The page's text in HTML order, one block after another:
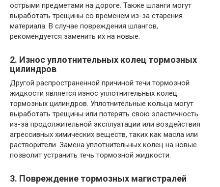
острыми предметами на дороге. Также шланги могут
выработать трещины со временем из-за старения
материала. В случае повреждения шлангов,
рекомендуется заменить их на новые.
2. Износ уплотнительных колец тормозных
цилиндров
Другой распространенной причиной течи тормозной
жидкости является износ уплотнительных колец
тормозных цилиндров. Уплотнительные кольца могут
выработать трещины или потерять свою эластичность
из-за продолжительной эксплуатации или воздействия
агрессивных химических веществ, таких как масла или
растворители. Замена уплотнительных колец на новые
позволит устранить течь тормозной жидкости.
3. Повреждение тормозных магистралей